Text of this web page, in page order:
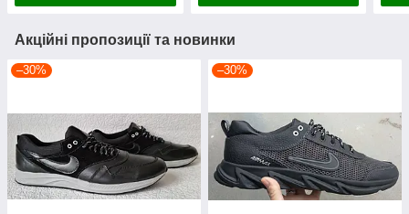
Акційні пропозиції та новинки
–30% –30%